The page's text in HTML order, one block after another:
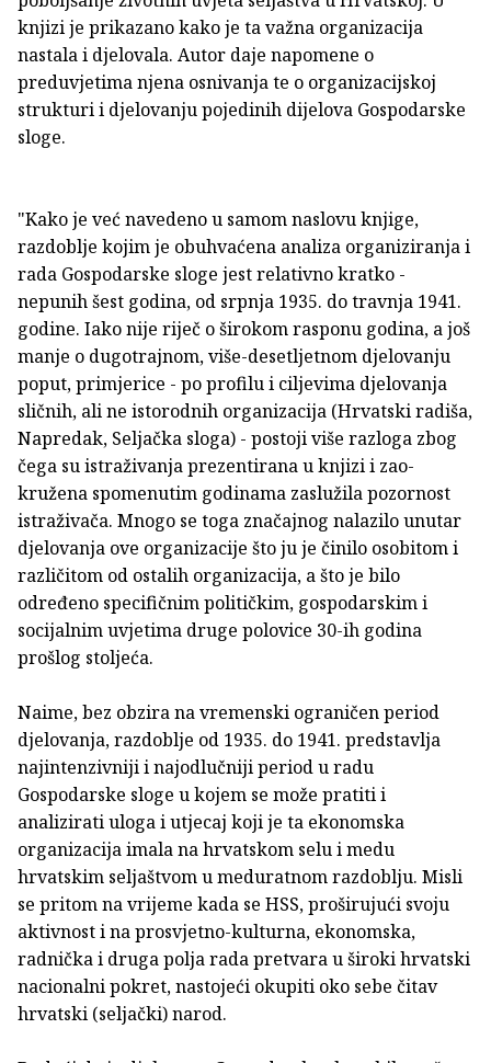
knjizi je prikazano kako je ta važna organizacija
nastala i djelovala. Autor daje napomene o
preduvjetima njena osnivanja te o organizacijskoj
strukturi i djelovanju pojedinih dijelova Gospodarske
sloge.
"Kako je već navedeno u samom naslovu knjige,
razdoblje kojim je obu­hvaćena analiza organiziranja i
rada Gospodarske sloge jest relativno kratko -
nepunih šest godina, od srpnja 1935. do travnja 1941.
godine. Iako nije riječ o širokom rasponu godina, a još
manje o dugotrajnom, više-desetljetnom djelovanju
poput, primjerice - po profilu i ciljevima djelovanja
sličnih, ali ne istorodnih organizacija (Hrvatski radiša,
Napredak, Seljačka slo­ga) - postoji više razloga zbog
čega su istraživanja prezentirana u knjizi i zao­
kružena spomenutim godinama zaslužila pozornost
istraživača. Mnogo se toga značajnog nalazilo unutar
djelovanja ove organizacije što ju je činilo osobitom i
različitom od ostalih organizacija, a što je bilo
određeno specifičnim politič­kim, gospodarskim i
socijalnim uvjetima druge polovice 30-ih godina
prošlog stoljeća.
Naime, bez obzira na vremenski ograničen period
djelovanja, razdoblje od 1935. do 1941. predstavlja
najintenzivniji i najodlučniji period u radu
Gospodarske sloge u kojem se može pratiti i
analizirati uloga i utjecaj koji je ta ekonomska
organizacija imala na hrvatskom selu i medu
hrvatskim seljaštvom u meduratnom razdoblju. Misli
se pritom na vrijeme kada se HSS, proširujući svoju
aktivnost i na prosvjetno-kulturna, ekonomska,
radnička i druga polja rada pretvara u široki hrvatski
nacionalni pokret, nastojeći okupiti oko sebe čitav
hrvatski (seljački) narod.